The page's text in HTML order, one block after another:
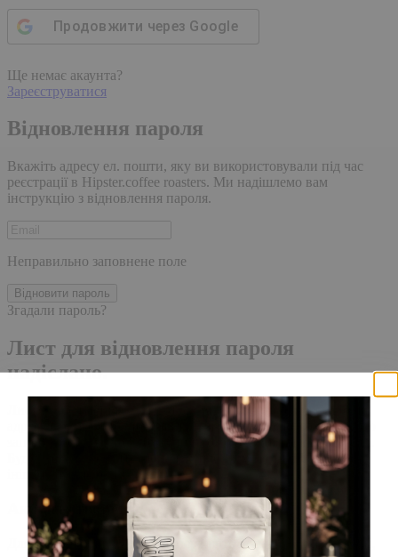
Продовжити через Google
Ще немає акаунта?
Зареєструватися
Відновлення пароля
Вкажіть адресу ел. пошти, яку ви використовували під час
реєстрації в Hipster.coffee roasters. Ми надішлемо вам
інструкцію з відновлення пароля.
Неправильно заповнене поле
Відновити пароль
Згадали пароль?
Лист для відновлення пароля
надіслано.
Лист із посиланням для скидання пароля було надіслано на
адресу електронної пошти, прив'язану до вашого облікового
запису, доставка повідомлення може зайняти кілька хвилин.
Будь ласка, зачекайте щонайменше 10 хвилин, перш ніж
ініціювати ще один запит.
Акаунт створено
Для завершення реєстрації, перейдіть за посиланням у листі,